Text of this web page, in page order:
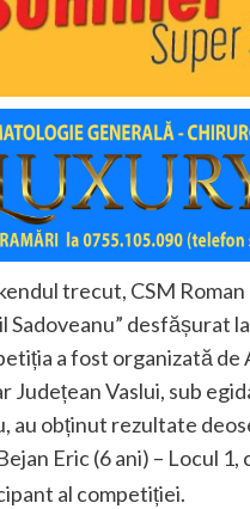
trecut, CSM
Sadoveanu” desfășurat
a fost organizată
Județean Vaslui, sub
au obținut rezultate
Eric (6 ani) – Locul
al competiției.